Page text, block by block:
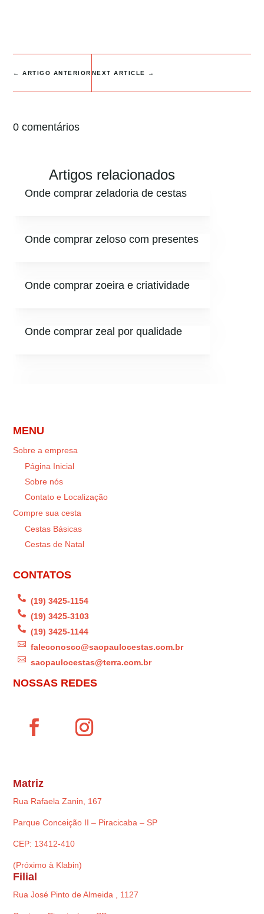
←ARTIGO ANTERIOR NEXT ARTICLE →
0 comentários
Artigos relacionados
Onde comprar zeladoria de cestas
Onde comprar zeloso com presentes
Onde comprar zoeira e criatividade
Onde comprar zeal por qualidade
MENU
Sobre a empresa
Página Inicial
Sobre nós
Contato e Localização
Compre sua cesta
Cestas Básicas
Cestas de Natal
CONTATOS
 (19) 3425-1154
 (19) 3425-3103
 (19) 3425-1144
 faleconosco@saopaulocestas.com.br
 saopaulocestas@terra.com.br
NOSSAS REDES
Matriz
Rua Rafaela Zanin, 167
Parque Conceição II – Piracicaba – SP
CEP: 13412-410
(Próximo à Klabin)
Filial
Rua José Pinto de Almeida , 1127